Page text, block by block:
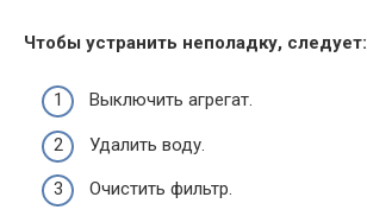
Чтобы устранить неполадку, следует:
Выключить агрегат.
Удалить воду.
Очистить фильтр.